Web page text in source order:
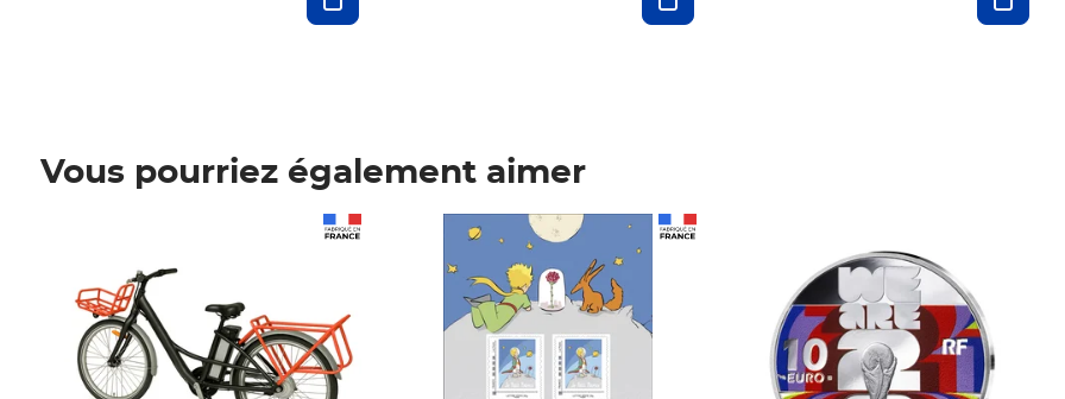
Vous pourriez également aimer
Prix 7,50€